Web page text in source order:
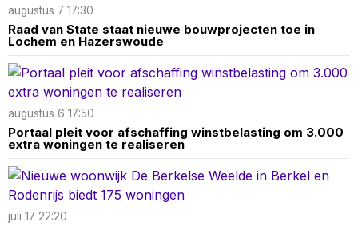
augustus 7 17:30
Raad van State staat nieuwe bouwprojecten toe in
Lochem en Hazerswoude
augustus 6 17:50
Portaal pleit voor afschaffing winstbelasting om 3.000
extra woningen te realiseren
juli 17 22:20